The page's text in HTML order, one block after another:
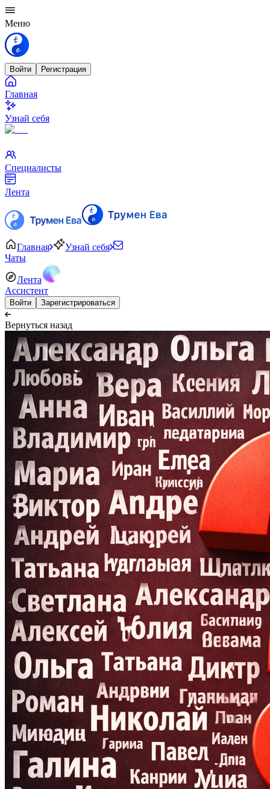
Меню
Войти Регистрация
Главная
Узнай себя
Специалисты
Лента
Главная
Узнай себя
Чаты
Лента
Ассистент
Войти Зарегистрироваться
Вернуться назад